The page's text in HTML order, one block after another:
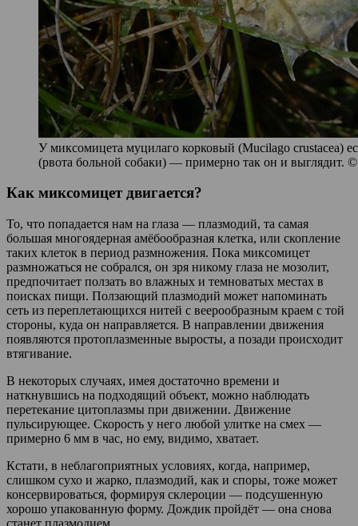
У миксомицета муцилаго корковый (Mucilago crustacea)
(рвота больной собаки) — примерно так он и выглядит.
Как миксомицет двигается?
То, что попадается нам на глаза — плазмодий, та самая
большая многоядерная амёбообразная клетка, или скопление
таких клеток в период размножения. Пока миксомицет
размножаться не собрался, он зря никому глаза не мозолит,
предпочитает ползать во влажных и темноватых местах в
поисках пищи. Ползающий плазмодий может напоминать
сеть из переплетающихся нитей с веерообразным краем с той
стороны, куда он направляется. В направлении движения
появляются протоплазменные выросты, а позади происходит
втягивание.
В некоторых случаях, имея достаточно времени и
наткнувшись на подходящий объект, можно наблюдать
перетекание цитоплазмы при движении. Движение
пульсирующее. Скорость у него любой улитке на смех —
примерно 6 мм в час, но ему, видимо, хватает.
Кстати, в неблагоприятных условиях, когда, например,
слишком сухо и жарко, плазмодий, как и споры, тоже может
консервироваться, формируя склероции — подсушенную
хорошо упакованную форму. Дождик пройдёт — она снова
станет плазмодием.